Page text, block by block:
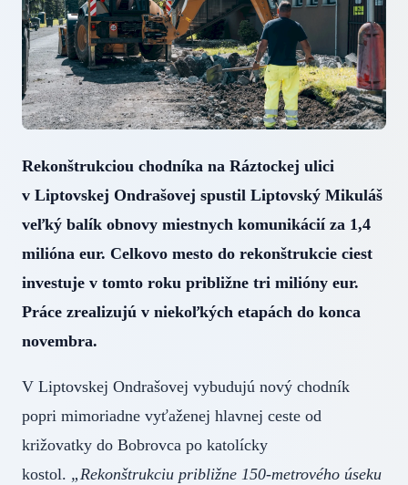
Rekonštrukciou chodníka na Ráztockej ulici
v Liptovskej Ondrašovej spustil Liptovský Mikuláš
veľký balík obnovy miestnych komunikácií za 1,4
milióna eur. Celkovo mesto do rekonštrukcie ciest
investuje v tomto roku približne tri milióny eur.
Práce zrealizujú v niekoľkých etapách do konca
novembra.
V Liptovskej Ondrašovej vybudujú nový chodník
popri mimoriadne vyťaženej hlavnej ceste od
križovatky do Bobrovca po katolícky
kostol. „Rekonštrukciu približne 150-metrového úseku